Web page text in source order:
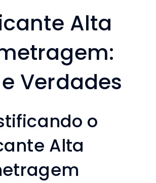
Alta
Verdades
o
Alta